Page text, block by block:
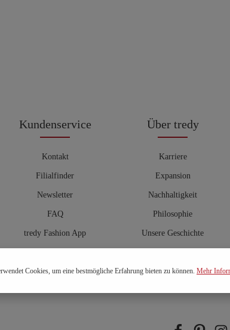
Kundenservice
Kontakt
Filialfinder
Newsletter
FAQ
tredy Fashion App
Hosenberater
Über tredy
Karriere
Expansion
Nachhaltigkeit
Philosophie
Unsere Geschichte
Cookies, um eine bestmögliche Erfahrung bieten zu können. Mehr